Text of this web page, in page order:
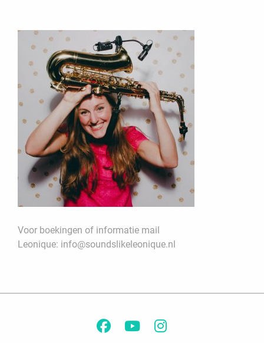
Voor boekingen of informatie mail
Leonique: info@soundslikeleonique.nl
Facebook
YouTubeInstagram